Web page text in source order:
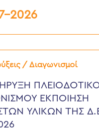
2026
/ Διαγωνισμοί
ΕΚΠΟΙΗΣΗ
ΥΛΙΚΩΝ ΤΗΣ